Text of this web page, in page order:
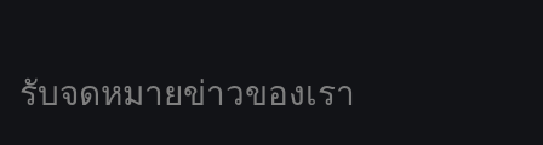
รับจดหมายข่าวของเรา